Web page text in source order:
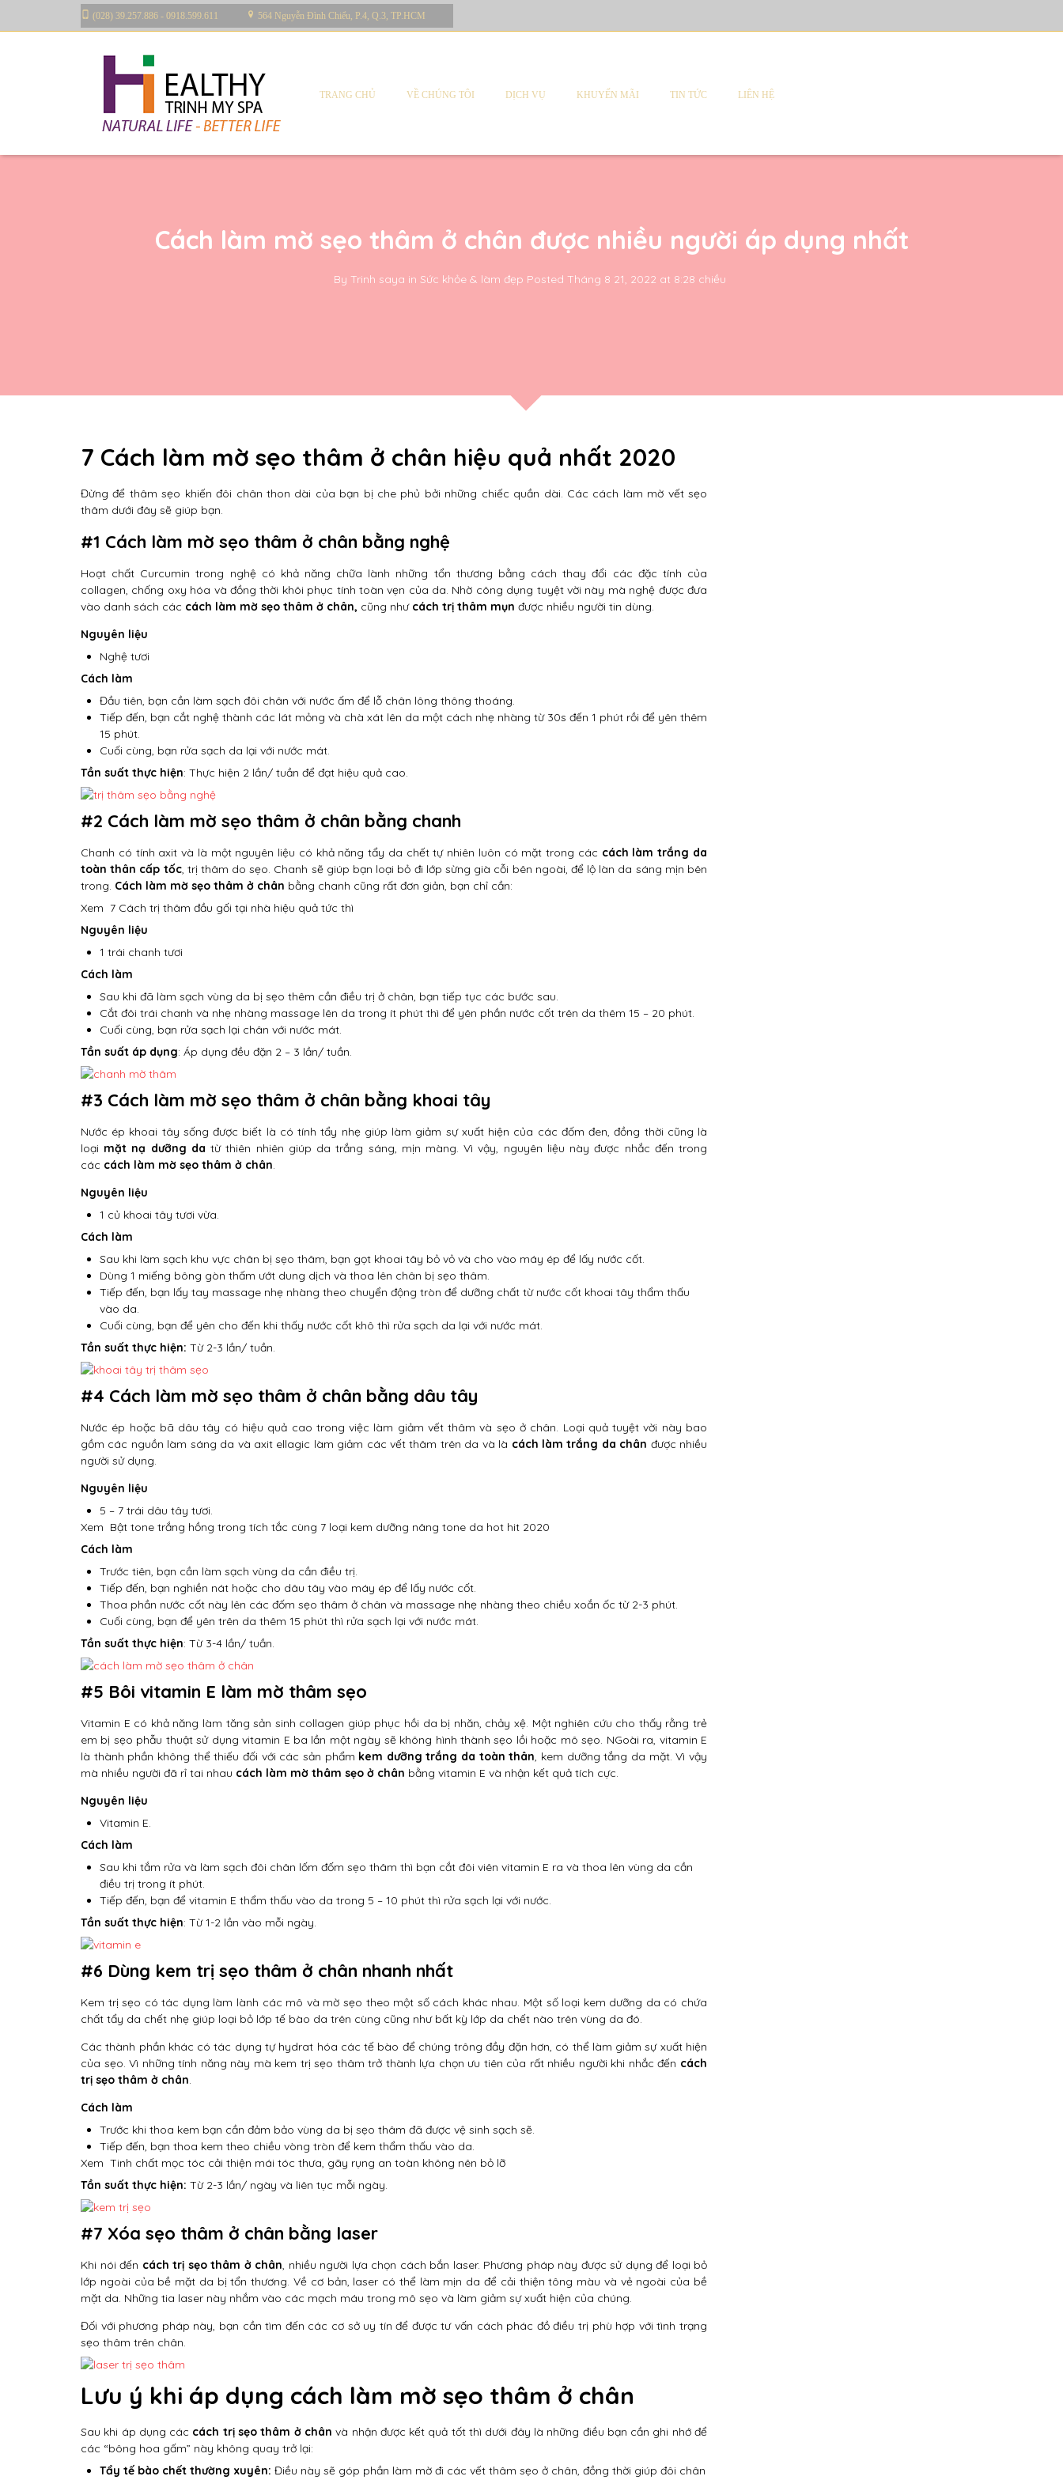
(028) 39.257.886 - 0918.599.611 564 Nguyễn Đình Chiểu, P.4, Q.3, TP.HCM
TRANG CHỦ VỀ CHÚNG TÔI DỊCH VỤ KHUYẾN MÃI TIN TỨC LIÊN HỆ
Cách làm mờ sẹo thâm ở chân được nhiều người áp dụng nhất
By Trinh saya in Sức khỏe & làm đẹp Posted Tháng 8 21, 2022 at 8:28 chiều
7 Cách làm mờ sẹo thâm ở chân hiệu quả nhất 2020
Đừng để thâm sẹo khiến đôi chân thon dài của bạn bị che phủ bởi những chiếc quần dài. Các cách làm mờ vết sẹo
thâm dưới đây sẽ giúp bạn.
#1 Cách làm mờ sẹo thâm ở chân bằng nghệ
Hoạt chất Curcumin trong nghệ có khả năng chữa lành những tổn thương bằng cách thay đổi các đặc tính của
collagen, chống oxy hóa và đồng thời khôi phục tính toàn vẹn của da. Nhờ công dụng tuyệt vời này mà nghệ được đưa
vào danh sách các cách làm mờ sẹo thâm ở chân, cũng nhưcách trị thâm mụn được nhiều người tin dùng.
Nguyên liệu
Nghệ tươi
Cách làm
Đầu tiên, bạn cần làm sạch đôi chân với nước ấm để lỗ chân lông thông thoáng.
Tiếp đến, bạn cắt nghệ thành các lát mỏng và chà xát lên da một cách nhẹ nhàng từ 30s đến 1 phút rồi để yên thêm
15 phút.
Cuối cùng, bạn rửa sạch da lại với nước mát.
Tần suất thực hiện: Thực hiện 2 lần/ tuần để đạt hiệu quả cao.
#2 Cách làm mờ sẹo thâm ở chân bằng chanh
Chanh có tính axit và là một nguyên liệu có khả năng tẩy da chết tự nhiên luôn có mặt trong các cách làm trắng da
toàn thân cấp tốc, trị thâm do sẹo. Chanh sẽ giúp bạn loại bỏ đi lớp sừng già cỗi bên ngoài, để lộ làn da sáng mịn bên
trong. Cách làm mờ sẹo thâm ở chân bằng chanh cũng rất đơn giản, bạn chỉ cần:
Xem 7 Cách trị thâm đầu gối tại nhà hiệu quả tức thì
Nguyên liệu
1 trái chanh tươi
Cách làm
Sau khi đã làm sạch vùng da bị sẹo thêm cần điều trị ở chân, bạn tiếp tục các bước sau.
Cắt đôi trái chanh và nhẹ nhàng massage lên da trong ít phút thì để yên phần nước cốt trên da thêm 15 – 20 phút.
Cuối cùng, bạn rửa sạch lại chân với nước mát.
Tần suất áp dụng: Áp dụng đều đặn 2 – 3 lần/ tuần.
#3 Cách làm mờ sẹo thâm ở chân bằng khoai tây
Nước ép khoai tây sống được biết là có tính tẩy nhẹ giúp làm giảm sự xuất hiện của các đốm đen, đồng thời cũng là
loại mặt nạ dưỡng da từ thiên nhiên giúp da trắng sáng, mịn màng. Vì vậy, nguyên liệu này được nhắc đến trong
các cách làm mờ sẹo thâm ở chân.
Nguyên liệu
1 củ khoai tây tươi vừa.
Cách làm
Sau khi làm sạch khu vực chân bị sẹo thâm, bạn gọt khoai tây bỏ vỏ và cho vào máy ép để lấy nước cốt.
Dùng 1 miếng bông gòn thấm ướt dung dịch và thoa lên chân bị sẹo thâm.
Tiếp đến, bạn lấy tay massage nhẹ nhàng theo chuyển động tròn để dưỡng chất từ nước cốt khoai tây thẩm thấu
vào da.
Cuối cùng, bạn để yên cho đến khi thấy nước cốt khô thì rửa sạch da lại với nước mát.
Tần suất thực hiện: Từ 2-3 lần/ tuần.
#4 Cách làm mờ sẹo thâm ở chân bằng dâu tây
Nước ép hoặc bã dâu tây có hiệu quả cao trong việc làm giảm vết thâm và sẹo ở chân. Loại quả tuyệt vời này bao
gồm các nguồn làm sáng da và axit ellagic làm giảm các vết thâm trên da và là cách làm trắng da chân được nhiều
người sử dụng.
Nguyên liệu
5 – 7 trái dâu tây tươi.
Xem Bật tone trắng hồng trong tích tắc cùng 7 loại kem dưỡng nâng tone da hot hit 2020
Cách làm
Trước tiên, bạn cần làm sạch vùng da cần điều trị.
Tiếp đến, bạn nghiền nát hoặc cho dâu tây vào máy ép để lấy nước cốt.
Thoa phần nước cốt này lên các đốm sẹo thâm ở chân và massage nhẹ nhàng theo chiều xoắn ốc từ 2-3 phút.
Cuối cùng, bạn để yên trên da thêm 15 phút thì rửa sạch lại với nước mát.
Tần suất thực hiện: Từ 3-4 lần/ tuần.
#5 Bôi vitamin E làm mờ thâm sẹo
Vitamin E có khả năng làm tăng sản sinh collagen giúp phục hồi da bị nhăn, chảy xệ. Một nghiên cứu cho thấy rằng trẻ
em bị sẹo phẫu thuật sử dụng vitamin E ba lần một ngày sẽ không hình thành sẹo lồi hoặc mô sẹo. NGoài ra, vitamin E
là thành phần không thể thiếu đối với các sản phẩm kem dưỡng trắng da toàn thân, kem dưỡng tắng da mặt. Vì vậy
mà nhiều người đã rỉ tai nhau cách làm mờ thâm sẹo ở chân bằng vitamin E và nhận kết quả tích cực.
Nguyên liệu
Vitamin E.
Cách làm
Sau khi tắm rửa và làm sạch đôi chân lốm đốm sẹo thâm thì bạn cắt đôi viên vitamin E ra và thoa lên vùng da cần
điều trị trong ít phút.
Tiếp đến, bạn để vitamin E thẩm thấu vào da trong 5 – 10 phút thì rửa sạch lại với nước.
Tần suất thực hiện: Từ 1-2 lần vào mỗi ngày.
#6 Dùng kem trị sẹo thâm ở chân nhanh nhất
Kem trị sẹo có tác dụng làm lành các mô và mờ sẹo theo một số cách khác nhau. Một số loại kem dưỡng da có chứa
chất tẩy da chết nhẹ giúp loại bỏ lớp tế bào da trên cùng cũng như bất kỳ lớp da chết nào trên vùng da đó.
Các thành phần khác có tác dụng tự hydrat hóa các tế bào để chúng trông đầy đặn hơn, có thể làm giảm sự xuất hiện
của sẹo. Vì những tính năng này mà kem trị sẹo thâm trở thành lựa chọn ưu tiên của rất nhiều người khi nhắc đến cách
trị sẹo thâm ở chân.
Cách làm
Trước khi thoa kem bạn cần đảm bảo vùng da bị sẹo thâm đã được vệ sinh sạch sẽ.
Tiếp đến, bạn thoa kem theo chiều vòng tròn để kem thẩm thấu vào da.
Xem Tinh chất mọc tóc cải thiện mái tóc thưa, gãy rụng an toàn không nên bỏ lỡ
Tần suất thực hiện: Từ 2-3 lần/ ngày và liên tục mỗi ngày.
#7 Xóa sẹo thâm ở chân bằng laser
Khi nói đến cách trị sẹo thâm ở chân, nhiều người lựa chọn cách bắn laser. Phương pháp này được sử dụng để loại bỏ
lớp ngoài của bề mặt da bị tổn thương. Về cơ bản, laser có thể làm mịn da để cải thiện tông màu và vẻ ngoài của bề
mặt da. Những tia laser này nhắm vào các mạch máu trong mô sẹo và làm giảm sự xuất hiện của chúng.
Đối với phương pháp này, bạn cần tìm đến các cơ sở uy tín để được tư vấn cách phác đồ điều trị phù hợp với tình trạng
sẹo thâm trên chân.
Lưu ý khi áp dụng cách làm mờ sẹo thâm ở chân
Sau khi áp dụng các cách trị sẹo thâm ở chân và nhận được kết quả tốt thì dưới đây là những điều bạn cần ghi nhớ để
các “bông hoa gấm” này không quay trở lại:
Tẩy tế bào chết thường xuyên: Điều này sẽ góp phần làm mờ đi các vết thâm sẹo ở chân, đồng thời giúp đôi chân